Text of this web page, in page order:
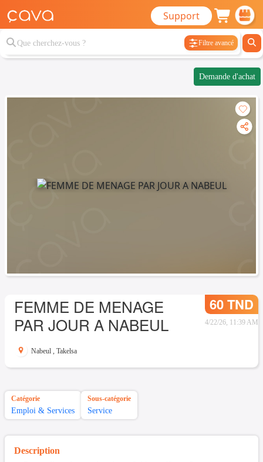
Support
Filtre avancé
Demande d'achat
FEMME DE MENAGE
PAR JOUR A NABEUL
60 TND
4/22/26, 11:39 AM
Nabeul , Takelsa
Catégorie
Emploi & Services
Sous-catégorie
Service
Description